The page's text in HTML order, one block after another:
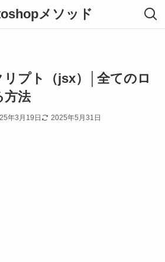
メソッド
プト（jsx）│全てのロ
方法
年3月19日 2025年5月31日